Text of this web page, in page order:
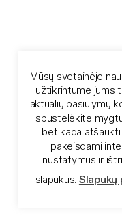
Mūsų svetainėje
užtikrintume jums
aktualių pasiūlymų
spustelėkite
bet kada
pakeisdami
nustatymus ir
slapukus. Slapukų